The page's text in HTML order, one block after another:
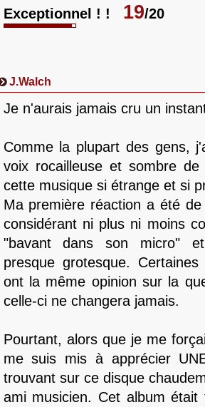
Exceptionnel ! !
19/20
J.Walch
Je n'aurais jamais cru un
Comme la plupart des gens,
voix rocailleuse et sombre
cette musique si étrange et si
Ma première réaction a été
considérant ni plus ni moins
"bavant dans son micro"
presque grotesque.
ont la même opinion sur la
celle-ci ne changera jamais.
Pourtant, alors que je me
me suis mis à apprécier
trouvant sur ce disque
ami musicien. Cet album